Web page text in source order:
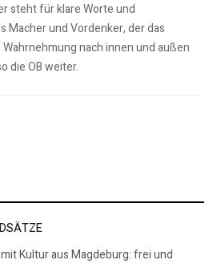
steht für klare Worte und
Macher und Vordenker, der das
nach innen und außen
die OB weiter.
Zimmer für Stadtrat im Alten Rathaus
Archaeologische Grabungen auf dem
Kultur aus Magdeburg: frei und